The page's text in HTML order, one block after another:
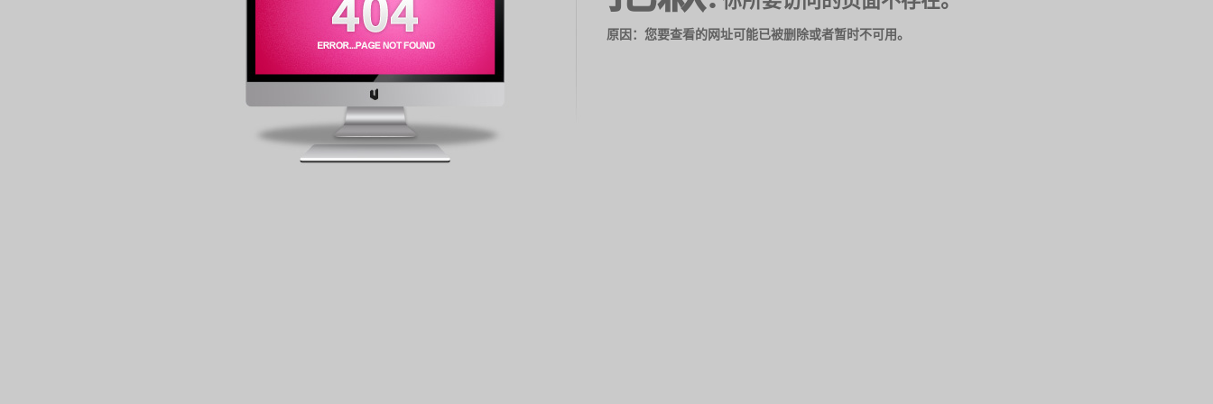
原因：您要查看的网址可能已被删除或者暂时不可用。